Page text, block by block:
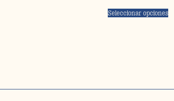
Seleccionar opciones